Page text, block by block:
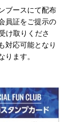
ブースにて配布
員証をご提示の
け取りくださ
対応可能となり
ります。